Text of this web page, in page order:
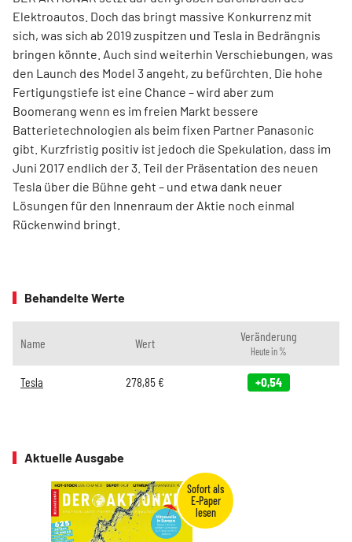
Elektroautos. Doch das bringt massive Konkurrenz mit
sich, was sich ab 2019 zuspitzen und Tesla in Bedrängnis
bringen könnte. Auch sind weiterhin Verschiebungen, was
den Launch des Model 3 angeht, zu befürchten. Die hohe
Fertigungstiefe ist eine Chance – wird aber zum
Boomerang wenn es im freien Markt bessere
Batterietechnologien als beim fixen Partner Panasonic
gibt. Kurzfristig positiv ist jedoch die Spekulation, dass im
Juni 2017 endlich der 3. Teil der Präsentation des neuen
Tesla über die Bühne geht – und etwa dank neuer
Lösungen für den Innenraum der Aktie noch einmal
Rückenwind bringt.
Behandelte Werte
Name Wert Veränderung
Heute in %
Tesla 278,85 € +0,54
Aktuelle Ausgabe